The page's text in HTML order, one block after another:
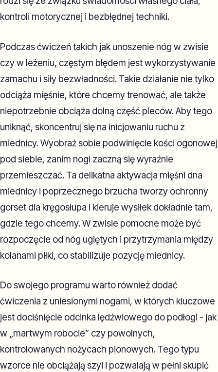
kontroli motorycznej i bezbłędnej techniki.
Podczas ćwiczeń takich jak unoszenie nóg w zwisie
czy w leżeniu, częstym błędem jest wykorzystywanie
zamachu i siły bezwładności. Takie działanie nie tylko
odciąża mięśnie, które chcemy trenować, ale także
niepotrzebnie obciąża dolną część pleców. Aby tego
uniknąć, skoncentruj się na inicjowaniu ruchu z
miednicy. Wyobraź sobie podwinięcie kości ogonowej
pod siebie, zanim nogi zaczną się wyraźnie
przemieszczać. Ta delikatna aktywacja mięśni dna
miednicy i poprzecznego brzucha tworzy ochronny
gorset dla kręgosłupa i kieruje wysiłek dokładnie tam,
gdzie tego chcemy. W zwisie pomocne może być
rozpoczęcie od nóg ugiętych i przytrzymania między
kolanami piłki, co stabilizuje pozycję miednicy.
Do swojego programu warto również dodać
ćwiczenia z uniesionymi nogami, w których kluczowe
jest dociśnięcie odcinka lędźwiowego do podłogi - jak
w „martwym robocie” czy powolnych,
kontrolowanych nożycach pionowych. Tego typu
wzorce nie obciążają szyi i pozwalają w pełni skupić